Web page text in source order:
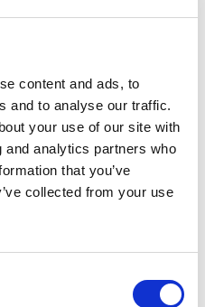
content and ads, to
and to analyse our traffic.
your use of our site with
analytics partners who
that you’ve
collected from your use
stora mängder
det gropar i
Vandrar du leden
du en den stora
perfekt rund. Går du
inget annat än himmel.
ner i gropen är en häftig
höjdpunkter och bjuder